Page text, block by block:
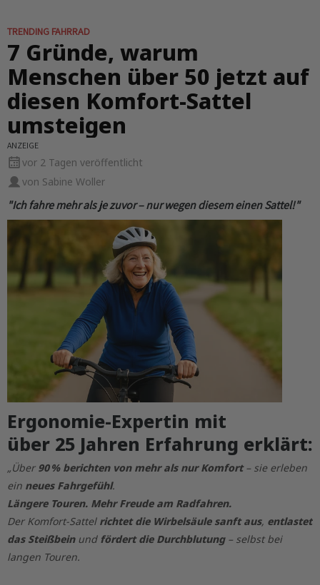
TRENDING FAHRRAD
7 Gründe, warum
Menschen über 50 jetzt auf
diesen Komfort-Sattel
umsteigen
ANZEIGE
vor 2 Tagen veröffentlicht
von Sabine Woller
"Ich fahre mehr als je zuvor – nur wegen diesem einen Sattel!"
Ergonomie-Expertin mit
über 25 Jahren Erfahrung erklärt:
„Über 90 % berichten von mehr als nur Komfort– sie erleben
ein neues Fahrgefühl.
Längere Touren. Mehr Freude am Radfahren.
Der Komfort-Sattel richtet die Wirbelsäule sanft aus, entlastet
das Steißbeinund fördert die Durchblutung– selbst bei
langen Touren.